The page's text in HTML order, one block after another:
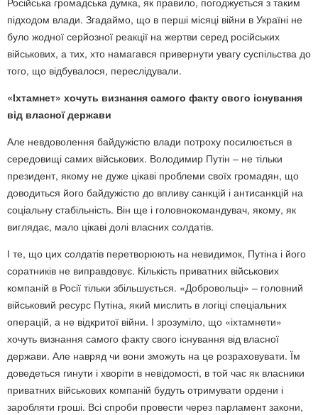
підходом влади. Згадаймо, що в перші місяці війни в Україні не
було жодної серйозної реакції на жертви серед російських
військових, а тих, хто намагався привернути увагу суспільства до
того, що відбувалося, переслідували.
«Іхтамнет» хочуть визнання самого факту свого існування
від власної держави
Але невдоволення байдужістю влади потроху посилюється в
середовищі самих військових. Володимир Путін – не тільки
президент, якому не дуже цікаві проблеми своїх громадян, що
доводиться його байдужістю до впливу санкцій і антисанкцій на
соціальну стабільність. Він ще і головнокомандувач, якому, як
виглядає, мало цікаві долі власних солдатів.
І те, що цих солдатів перетворюють на невидимок, Путіна і його
соратників не виправдовує. Кількість приватних військових
компаній в Росії тільки збільшується. «Добровольці» – головний
військовий ресурс Путіна, який мислить в логіці спеціальних
операцій, а не відкритої війни. І зрозуміло, що «іхтамнети»
хочуть визнання самого факту свого існування від власної
держави. Але навряд чи вони зможуть на це розраховувати. Їм
доведеться гинути і хворіти в невідомості, в той час як власники
приватних військових компаній будуть отримувати ордени і
заробляти гроші. Всі спроби провести через парламент закони,